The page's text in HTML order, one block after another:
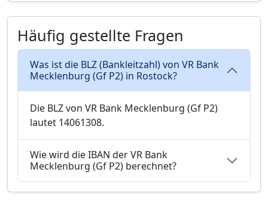
Häufig gestellte Fragen
Was ist die BLZ (Bankleitzahl) von VR Bank
Mecklenburg (Gf P2) in Rostock?
Die BLZ von VR Bank Mecklenburg (Gf P2)
lautet 14061308.
Wie wird die IBAN der VR Bank
Mecklenburg (Gf P2) berechnet?